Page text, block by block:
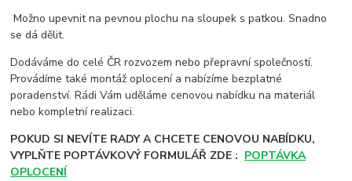
Možno upevnit na pevnou plochu na sloupek s patkou. Snadno
se dá dělit.
Dodáváme do celé ČR rozvozem nebo přepravní společností.
Provádíme také montáž oplocení a nabízíme bezplatné
poradenství. Rádi Vám uděláme cenovou nabídku na materiál
nebo kompletní realizaci.
POKUD SI NEVÍTE RADY A CHCETE CENOVOU NABÍDKU,
VYPLŇTE POPTÁVKOVÝ FORMULÁŘ ZDE : POPTÁVKA
OPLOCENÍ